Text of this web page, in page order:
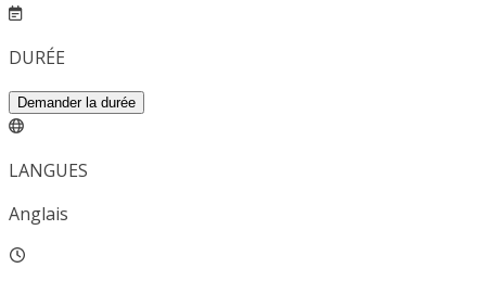
DURÉE
Demander la durée
LANGUES
Anglais